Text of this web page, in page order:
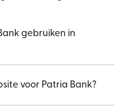
gebruiken in
voor Patria Bank?